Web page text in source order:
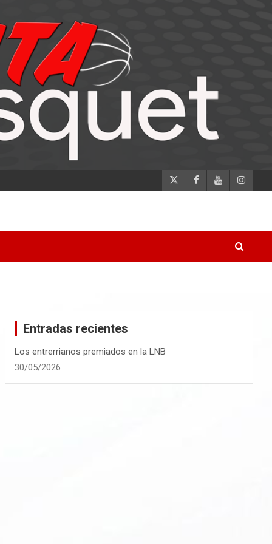
Entradas recientes
Los entrerrianos premiados en la LNB
30/05/2026